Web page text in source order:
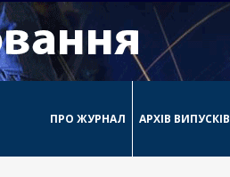
ПРО ЖУРНАЛ АРХІВ ВИПУСКІВ